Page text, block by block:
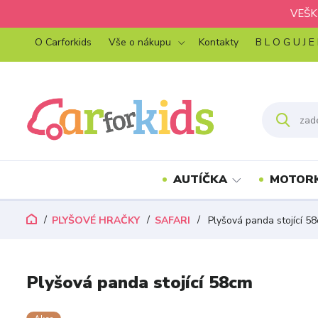
O Carforkids Vše o nákupu Kontakty B L O G U J E
AUTÍČKA
PLYŠOVÉ HRAČKY SAFARI Plyšová panda stojící
Plyšová panda stojící 58cm